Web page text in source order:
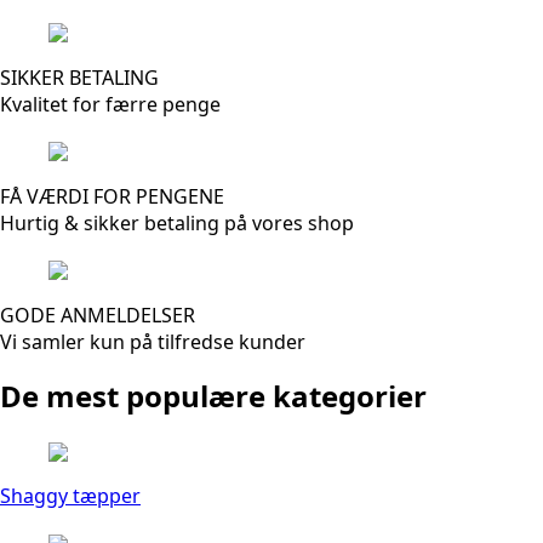
SIKKER BETALING
Kvalitet for færre penge
FÅ VÆRDI FOR PENGENE
Hurtig & sikker betaling på vores shop
GODE ANMELDELSER
Vi samler kun på tilfredse kunder
De mest populære kategorier
Shaggy tæpper